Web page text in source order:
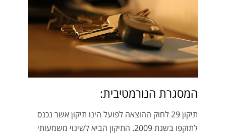
המסגרת הנורמטיבית:
תיקון 29 לחוק ההוצאה לפועל הינו תיקון אשר נכנס
לתוקפו בשנת 2009. התיקון הביא לשינוי משמעותי